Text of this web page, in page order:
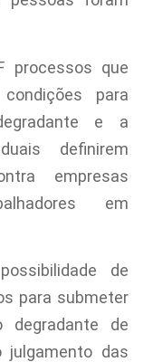
processos que
para
e a
definirem
empresas
em
de
para submeter
degradante de
julgamento das